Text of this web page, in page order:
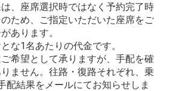
は、座席選択時ではなく予約完了時
ため、ご指定いただいた座席をご
あります。
な1名あたりの代金です。
ご希望として承りますが、手配を確
ません。往路・復路それぞれ、乗
配結果をメールにてお知らせしま